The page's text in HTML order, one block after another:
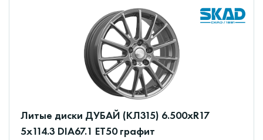
Литые диски ДУБАЙ (КЛ315) 6.500xR17
5x114.3 DIA67.1 ET50 графит